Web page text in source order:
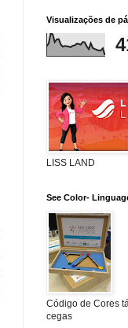
Visualizações de
LISS LAND
See Color-
Código de Cores
cegas